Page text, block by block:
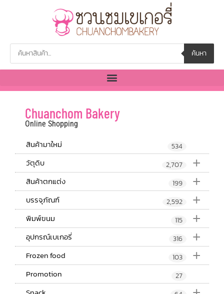
ค้นหา
Chuanchom Bakery
Online Shopping
สินค้ามาใหม่ 534
+
วัตุดิบ 2,707
+
สินค้าตกแต่ง 199
+
บรรจุภัณฑ์ 2,592
+
พิมพ์ขนม 115
+
อุปกรณ์เบเกอรี่ 316
+
Frozen food 103
Promotion 27